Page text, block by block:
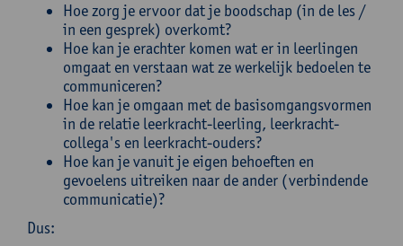
Hoe zorg je ervoor dat je boodschap (in de les /
in een gesprek) overkomt?
Hoe kan je erachter komen wat er in leerlingen
omgaat en verstaan wat ze werkelijk bedoelen te
communiceren?
Hoe kan je omgaan met de basisomgangsvormen
in de relatie leerkracht-leerling, leerkracht-
collega's en leerkracht-ouders?
Hoe kan je vanuit je eigen behoeften en
gevoelens uitreiken naar de ander (verbindende
communicatie)?
Dus: